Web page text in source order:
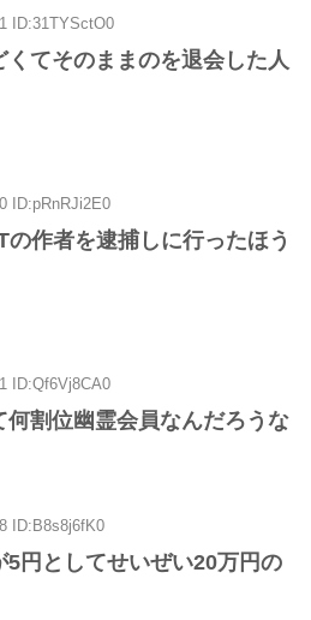
ID:31TYSctO0
てそのままのを退会した人
ID:pRnRJi2E0
作者を逮捕しに行ったほう
ID:Qf6Vj8CA0
割位幽霊会員なんだろうな
ID:B8s8j6fK0
円としてせいぜい20万円の